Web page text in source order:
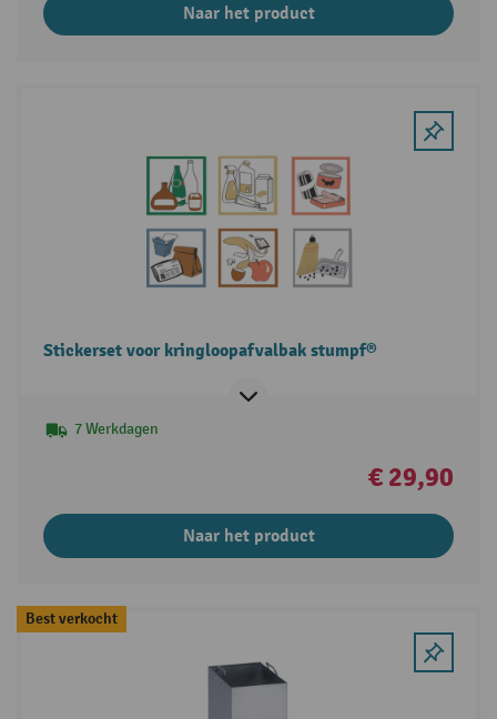
Naar het product
Stickerset voor kringloopafvalbak stumpf®
7 Werkdagen
€ 29,90
Naar het product
Best verkocht